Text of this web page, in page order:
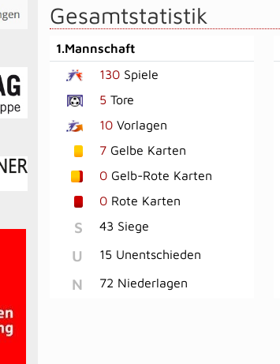
Gesamtstatistik
1.Mannschaft
130 Spiele
5 Tore
10 Vorlagen
7 Gelbe Karten
0 Gelb-Rote Karten
0 Rote Karten
S 43 Siege
U 15 Unentschieden
N 72 Niederlagen